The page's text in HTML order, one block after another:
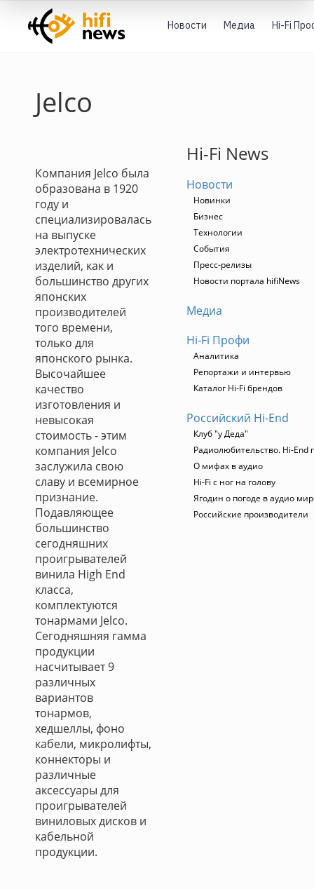
Новости Медиа Hi-Fi
Jelco
Компания Jelco была
образована в 1920
году и
специализировалась
на выпуске
электротехнических
изделий, как и
большинство других
японских
производителей
того времени,
только для
японского рынка.
Высочайшее
качество
изготовления и
невысокая
стоимость - этим
компания Jelco
заслужила свою
славу и всемирное
признание.
Подавляющее
большинство
сегодняшних
проигрывателей
винила High End
класса,
комплектуются
тонармами Jelco.
Сегодняшняя гамма
продукции
насчитывает 9
различных
вариантов
тонармов,
хедшеллы, фоно
кабели, микролифты,
коннекторы и
различные
аксессуары для
проигрывателей
виниловых дисков и
кабельной
продукции.
Hi-Fi News
Новости
Новинки
Бизнес
Технологии
События
Пресс-релизы
Новости портала hifiNews
Медиа
Hi-Fi Профи
Аналитика
Репортажи и интервью
Каталог Hi-Fi брендов
Российский Hi-End
Клуб "у Деда"
Радиолюбительство. Hi-End
О мифах в аудио
Hi-Fi с ног на голову
Ягодин о погоде в аудио
Российские производители